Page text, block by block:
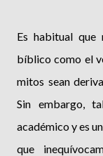
Es habitual que
bíblico como el
mitos sean
Sin embargo,
académico y es
que